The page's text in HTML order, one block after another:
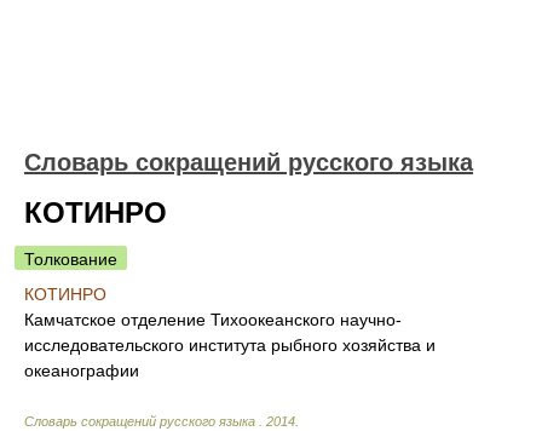
Словарь сокращений русского языка
КОТИНРО
Толкование
КОТИНРО
Камчатское отделение Тихоокеанского научно-
исследовательского института рыбного хозяйства и
океанографии
Словарь сокращений русского языка 2014